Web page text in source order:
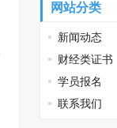
网站分类
新闻动态
财经类证书
学员报名
联系我们